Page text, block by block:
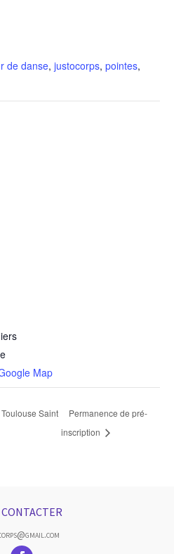
de danse, justocorps, pointes,
Map
Saint
Permanence de pré-
inscription